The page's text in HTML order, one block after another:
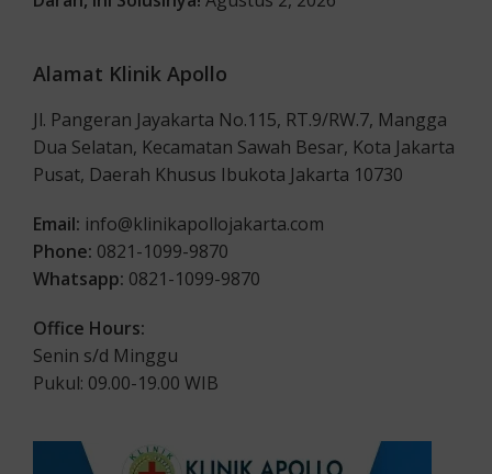
Alamat Klinik Apollo
Jl. Pangeran Jayakarta No.115, RT.9/RW.7, Mangga
Dua Selatan, Kecamatan Sawah Besar, Kota Jakarta
Pusat, Daerah Khusus Ibukota Jakarta 10730
Email: info@klinikapollojakarta.com
Phone: 0821-1099-9870
Whatsapp: 0821-1099-9870
Office Hours:
Senin s/d Minggu
Pukul: 09.00-19.00 WIB